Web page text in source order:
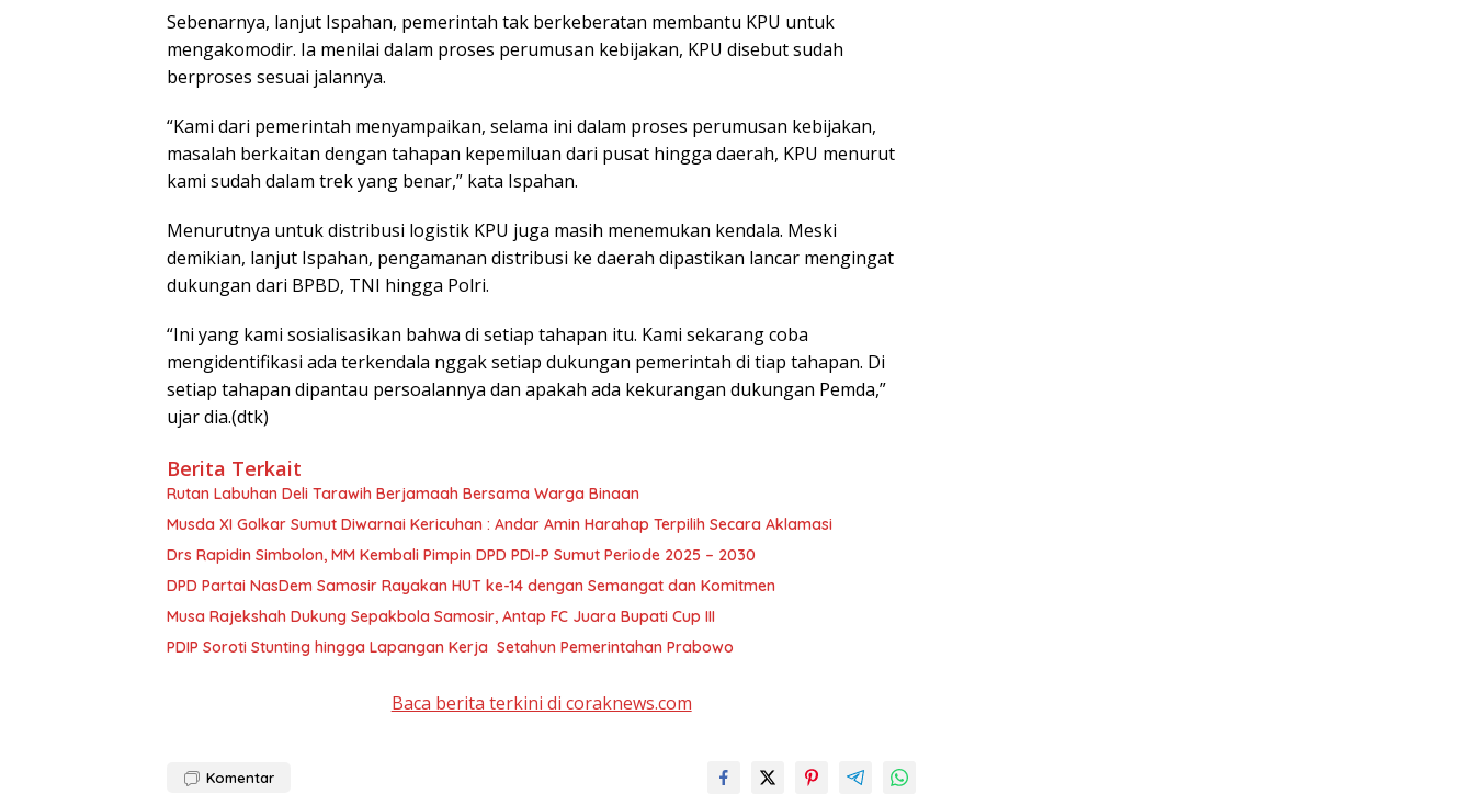
Sebenarnya, lanjut Ispahan, pemerintah tak berkeberatan membantu KPU untuk
mengakomodir. Ia menilai dalam proses perumusan kebijakan, KPU disebut sudah
berproses sesuai jalannya.
“Kami dari pemerintah menyampaikan, selama ini dalam proses perumusan kebijakan,
masalah berkaitan dengan tahapan kepemiluan dari pusat hingga daerah, KPU menurut
kami sudah dalam trek yang benar,” kata Ispahan.
Menurutnya untuk distribusi logistik KPU juga masih menemukan kendala. Meski
demikian, lanjut Ispahan, pengamanan distribusi ke daerah dipastikan lancar mengingat
dukungan dari BPBD, TNI hingga Polri.
“Ini yang kami sosialisasikan bahwa di setiap tahapan itu. Kami sekarang coba
mengidentifikasi ada terkendala nggak setiap dukungan pemerintah di tiap tahapan. Di
setiap tahapan dipantau persoalannya dan apakah ada kekurangan dukungan Pemda,”
ujar dia.(dtk)
Berita Terkait
Rutan Labuhan Deli Tarawih Berjamaah Bersama Warga Binaan
Musda XI Golkar Sumut Diwarnai Kericuhan : Andar Amin Harahap Terpilih Secara Aklamasi
Drs Rapidin Simbolon, MM Kembali Pimpin DPD PDI-P Sumut Periode 2025 – 2030
DPD Partai NasDem Samosir Rayakan HUT ke-14 dengan Semangat dan Komitmen
Musa Rajekshah Dukung Sepakbola Samosir, Antap FC Juara Bupati Cup III
PDIP Soroti Stunting hingga Lapangan Kerja Setahun Pemerintahan Prabowo
Baca berita terkini di coraknews.com
Komentar